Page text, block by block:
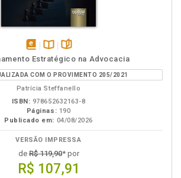
disponível
em
eBook
Disponível
na
B.V.
páginas
Estratégico na Advocacia
COM O PROVIMENTO 205/2021
Patrícia Steffanello
ISBN: 978652632163-8
Páginas: 190
Publicado em: 04/08/2026
VERSÃO IMPRESSA
deR$ 119,90* por
R$ 107,91